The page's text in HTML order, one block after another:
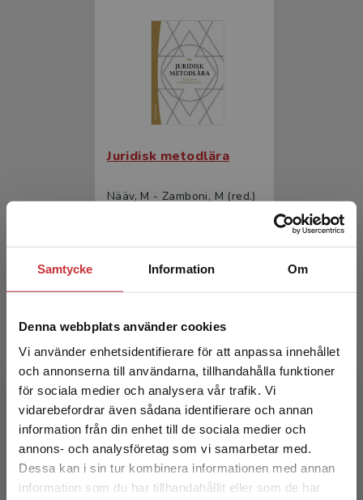
Samtycke Information Om
Denna webbplats använder cookies
Vi använder enhetsidentifierare för att anpassa innehållet
och annonserna till användarna, tillhandahålla funktioner
för sociala medier och analysera vår trafik. Vi
vidarebefordrar även sådana identifierare och annan
information från din enhet till de sociala medier och
annons- och analysföretag som vi samarbetar med.
Dessa kan i sin tur kombinera informationen med annan
information som du har tillhandahållit eller som de har
Begränsad fraktregion
Det verkar som att du besöker
Juridisk metodlära
Nääv, M - Zamboni, M (red.)
Juridisk metodlära
Nääv, M - Zamboni, M (red.)
279 krinkl. moms